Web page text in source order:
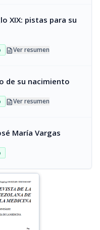
XIX: pistas para su
descriptionVer resumen
de su nacimiento
descriptionVer resumen
María Vargas